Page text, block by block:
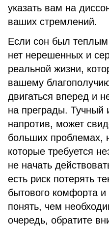
указать вам на
ваших стремлений.
Если сон был
нет нерешенных и
реальной жизни,
вашему
двигаться вперед и
на преграды. Тучный
напротив, может
больших проблемах,
которые требуется
не начать
есть риск потерять
бытового комфорта и
понять, чем
очередь, обратите